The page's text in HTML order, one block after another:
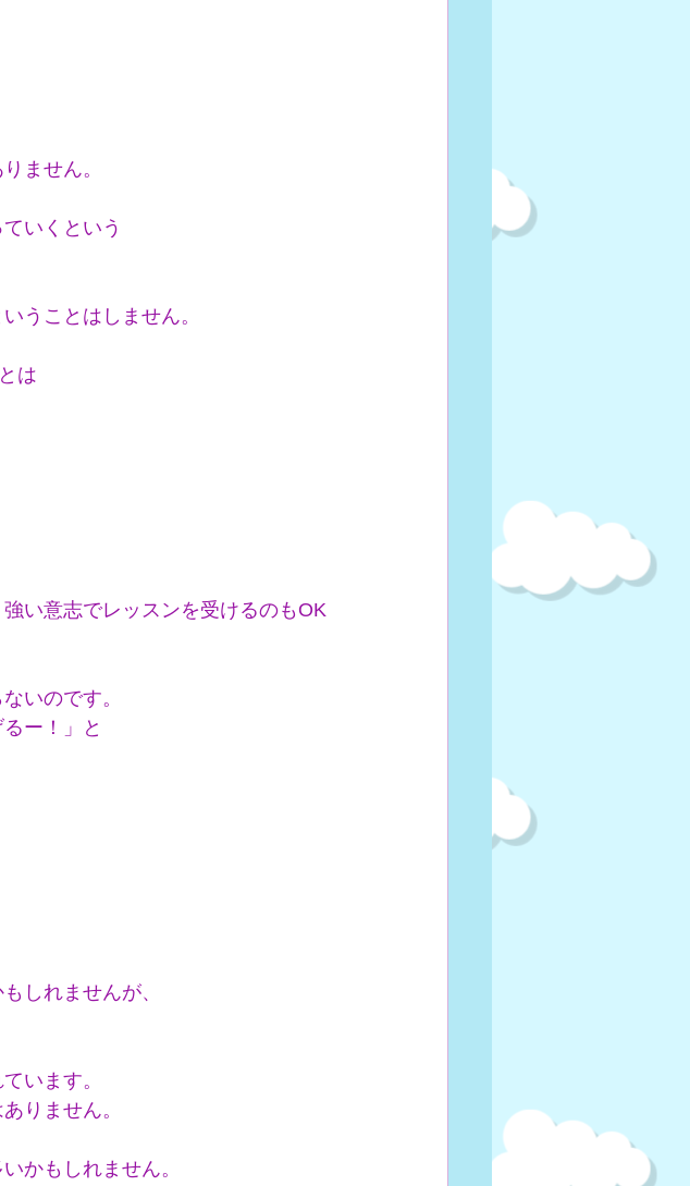
ません。
いくという
うことはしません。
は
い意志でレッスンを受けるのもOK
いのです。
ー！」と
しれませんが、
います。
りません。
かもしれません。